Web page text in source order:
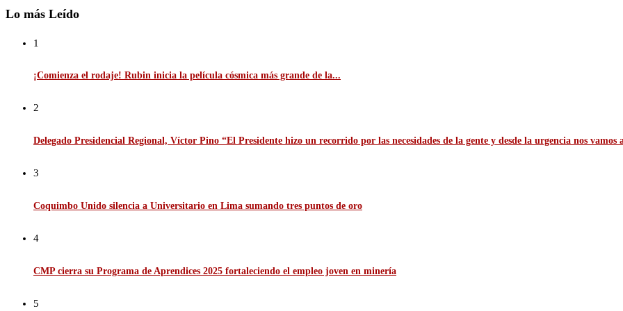
Lo más Leído
1
¡Comienza el rodaje! Rubin inicia la película cósmica más grande de la...
2
Delegado Presidencial Regional, Víctor Pino “El Presidente hizo un recorrido por las necesidades de la gente y desde la urgencia nos vamos
3
Coquimbo Unido silencia a Universitario en Lima sumando tres puntos de oro
4
CMP cierra su Programa de Aprendices 2025 fortaleciendo el empleo joven en minería
5